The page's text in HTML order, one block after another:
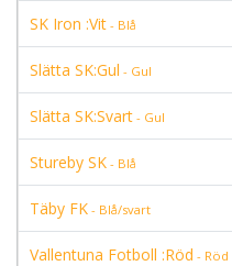
SK Iron :Vit - Blå
Slätta SK:Gul - Gul
Slätta SK:Svart - Gul
Stureby SK - Blå
Täby FK - Blå/svart
Vallentuna Fotboll :Röd - Röd